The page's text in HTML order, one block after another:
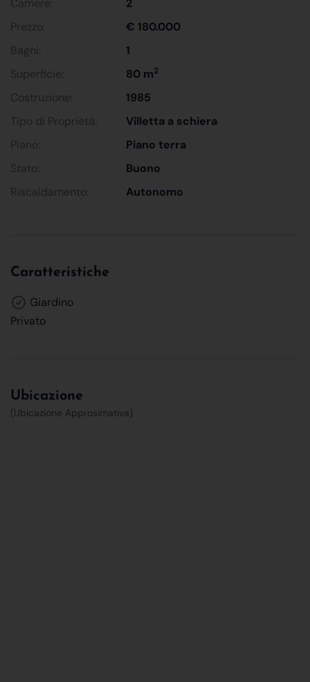
Prezzo:
€ 180.000
Bagni:
1
Superficie:
80 m2
Costruzione:
1985
Tipo di Proprietà:
Villetta a schiera
Piano:
Piano terra
Stato:
Buono
Riscaldamento:
Autonomo
Caratteristiche
Giardino
Privato
Ubicazione
(Ubicazione Approsimativa)